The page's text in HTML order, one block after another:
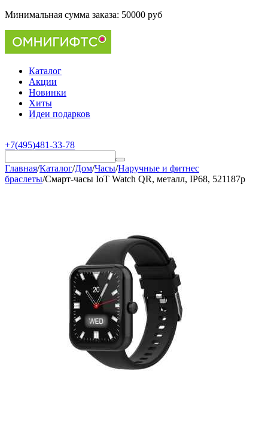
Минимальная сумма заказа: 50000 руб
Каталог
Акции
Новинки
Хиты
Идеи подарков
+7(495)481-33-78
Главная/Каталог/Дом/Часы/Наручные и фитнес
браслеты/Смарт-часы IoT Watch QR, металл, IP68, 521187p